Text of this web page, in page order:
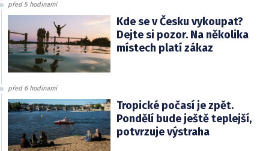
před 5 hodinami
Kde se v Česku vykoupat?
Dejte si pozor. Na několika
místech platí zákaz
před 6 hodinami
Tropické počasí je zpět.
Pondělí bude ještě teplejší,
potvrzuje výstraha